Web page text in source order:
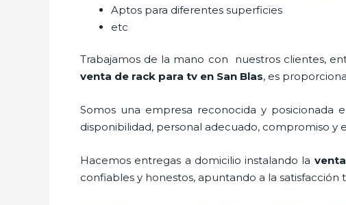
Aptos para diferentes superficies
etc
Trabajamos de la mano con nuestros clientes,
venta de rack para tv en San Blas, es
Somos una empresa reconocida y posicionada
disponibilidad, personal adecuado, compromiso
Hacemos entregas a domicilio instalando la
confiables y honestos, apuntando a la